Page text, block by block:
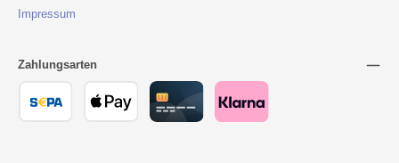
Impressum
Zahlungsarten